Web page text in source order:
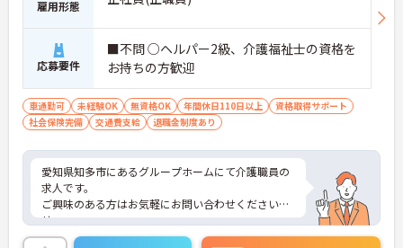
雇用形態
応募要件
■不問 ○ヘルパー2級、介護福祉士の資格を
お持ちの方歓迎
車通勤可 未経験OK 無資格OK 年間休日110日以上
資格取得サポート
社会保険完備
交通費支給 退職金制度あり
愛知県知多市にあるグループホームにて介護職員の
求人です。
ご興味のある方はお気軽にお問い合わせくださいま
せ。